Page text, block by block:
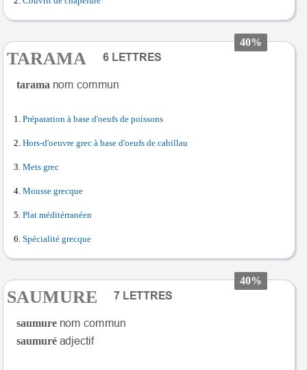
40%
TARAMA
tarama
Préparation à base d'oeufs de poissons
Hors-d'oeuvre grec à base d'oeufs de cabillau
Mets grec
Mousse grecque
Plat méditérranéen
Spécialité grecque
40%
SAUMURE
saumure
saumuré